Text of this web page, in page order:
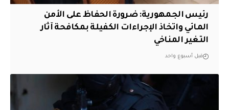
رئيس الجمهورية: ضرورة الحفاظ على الأمن
المائي واتخاذ الإجراءات الكفيلة بمكافحة آثار
التغير المناخي
قبل أسبوع واحد